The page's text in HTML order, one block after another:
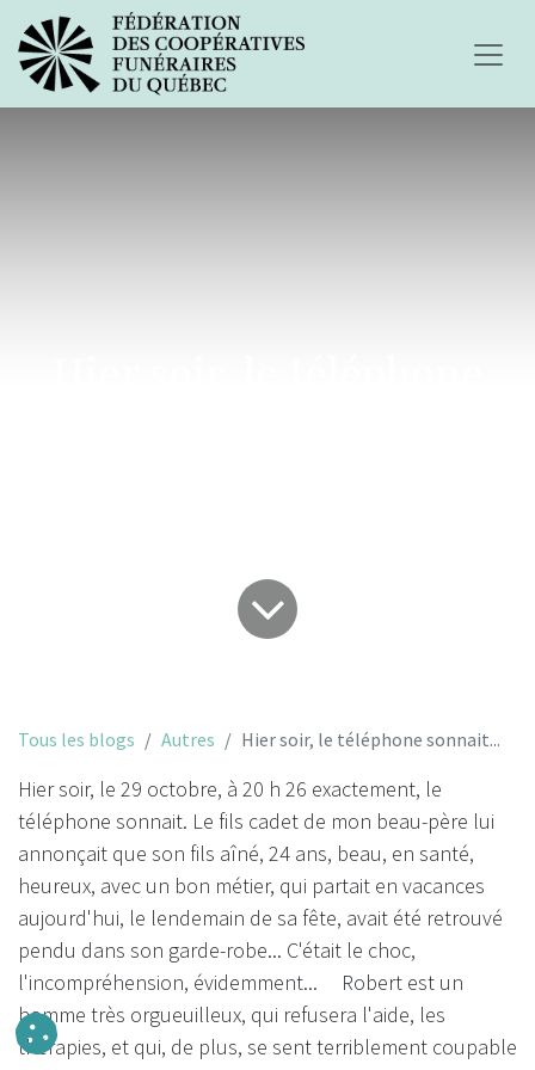
Tous les blogs Autres Hier soir, le téléphone sonnait...
Hier soir, le 29 octobre, à 20 h 26 exactement, le
téléphone sonnait. Le fils cadet de mon beau-père lui
annonçait que son fils aîné, 24 ans, beau, en santé,
heureux, avec un bon métier, qui partait en vacances
aujourd'hui, le lendemain de sa fête, avait été retrouvé
pendu dans son garde-robe... C'était le choc,
l'incompréhension, évidemment... Robert est un
homme très orgueuilleux, qui refusera l'aide, les
thérapies, et qui, de plus, se sent terriblement coupable